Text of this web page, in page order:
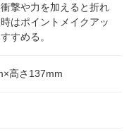
撃や力を加えると折れ
はポイントメイクアッ
すめる。
高さ137mm